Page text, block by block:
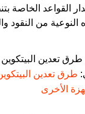
القواعد الخاصة
النوعية من النقود
تعدين
طرق تعدين
الأخرى